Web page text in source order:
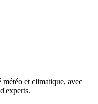
et climatique, avec